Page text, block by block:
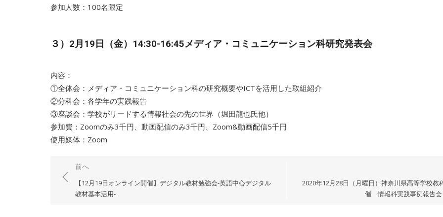
参加人数：100名限定
３）2月19日（金）14:30-16:45メディア・コミュニケーション科研究発表会
内容：
①全体会：メディア・コミュニケーション科の研究概要やICTを活用した取組紹介
②分科会：各学年の実践報告
③座談会：学校がリードする情報社会の先の世界（堀田龍也氏他）
参加費：Zoomのみ3千円、動画配信のみ3千円、Zoom&動画配信5千円
使用媒体：Zoom
前へ
【12月19日オンライン開催】デジタル教材勉強会-英語中心デジタル
教材基本活用-
2020年12月28日（月曜日）神奈川県高等学校教
催 情報科実践事例報告会